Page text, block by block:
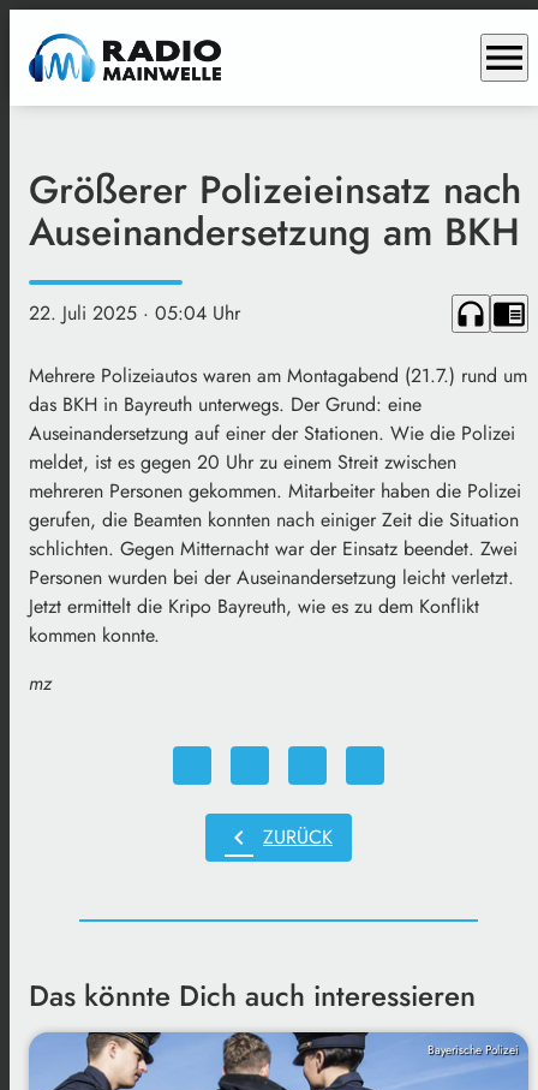
menu
Größerer Polizeieinsatz nach
Auseinandersetzung am BKH
22. Juli 2025 · 05:04 Uhr headphones chrome_reader_mode
Mehrere Polizeiautos waren am Montagabend (21.7.) rund um
das BKH in Bayreuth unterwegs. Der Grund: eine
Auseinandersetzung auf einer der Stationen. Wie die Polizei
meldet, ist es gegen 20 Uhr zu einem Streit zwischen
mehreren Personen gekommen. Mitarbeiter haben die Polizei
gerufen, die Beamten konnten nach einiger Zeit die Situation
schlichten. Gegen Mitternacht war der Einsatz beendet. Zwei
Personen wurden bei der Auseinandersetzung leicht verletzt.
Jetzt ermittelt die Kripo Bayreuth, wie es zu dem Konflikt
kommen konnte.
mz
chevron_left ZURÜCK
Das könnte Dich auch interessieren
Bayerische Polizei